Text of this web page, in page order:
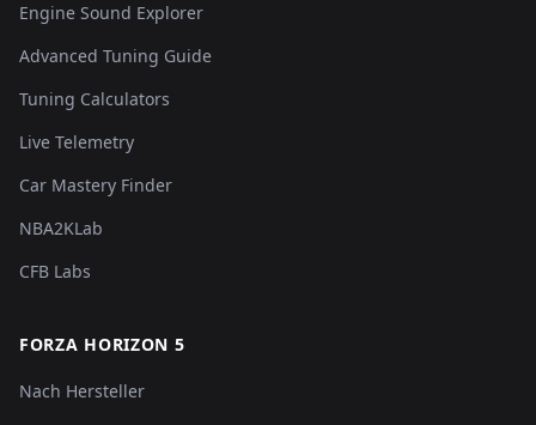
Engine Sound Explorer
Advanced Tuning Guide
Tuning Calculators
Live Telemetry
Car Mastery Finder
NBA2KLab
CFB Labs
FORZA HORIZON 5
Nach Hersteller